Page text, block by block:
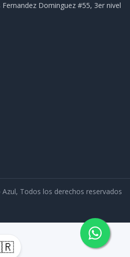
Dominguez #55, 3er nivel
, Todos los derechos reservados